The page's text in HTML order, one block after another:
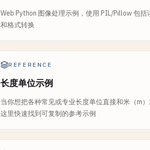
Web Python 图像处理示例，使用 PIL/Pillow 包
和格式转换
REFERENCE
长度单位示例
当你想把各种常见或专业长度单位直接和米（m
这里快速找到可复制的参考示例